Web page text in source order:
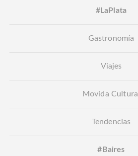
#LaPlata
Gastronomía
Viajes
Movida
Tendencias
#Baires